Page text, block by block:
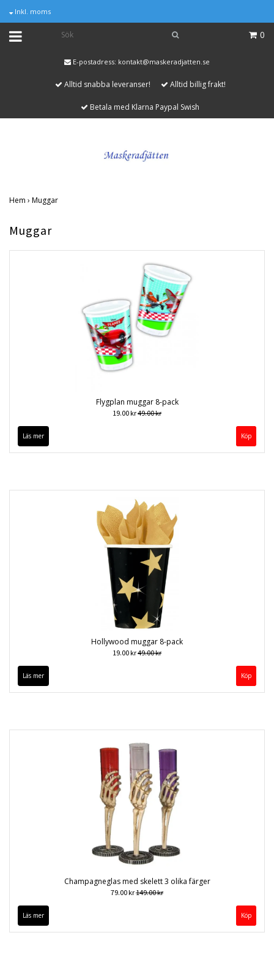
Inkl. moms
0
E-postadress: kontakt@maskeradjatten.se
Alltid snabba leveranser! Alltid billig frakt!
Betala med Klarna Paypal Swish
Hem › Muggar
Muggar
Flygplan muggar 8-pack
19.00 kr49.00 kr
Läs mer
Hollywood muggar 8-pack
19.00 kr49.00 kr
Läs mer
Champagneglas med skelett 3 olika färger
79.00 kr149.00 kr
Läs mer Köp